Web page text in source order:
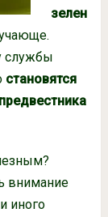
зелен
службы
становятся
внимание
иного